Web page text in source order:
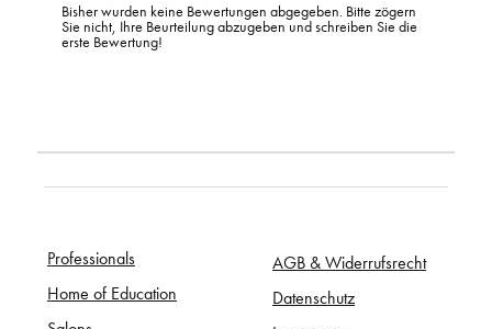
Bisher wurden keine Bewertungen abgegeben. Bitte zögern
Sie nicht, Ihre Beurteilung abzugeben und schreiben Sie die
erste Bewertung!
Professionals
Home of Education
AGB & Widerrufsrecht
Datenschutz